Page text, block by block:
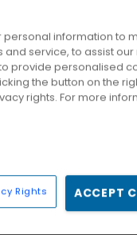
Meadows
personal information to
and service, to assist
provide personalised
the button on the
rights. For more
Rights ACCEPT